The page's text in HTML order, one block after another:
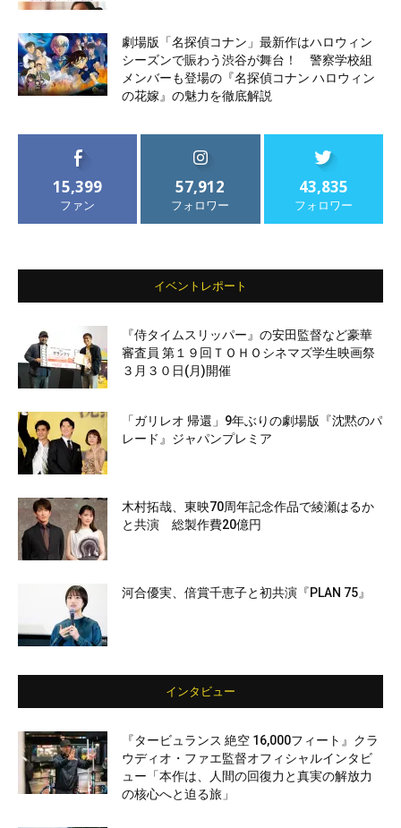
劇場版「名探偵コナン」最新作はハロウィン
シーズンで賑わう渋谷が舞台！ 警察学校組
メンバーも登場の『名探偵コナン ハロウィン
の花嫁』の魅力を徹底解説
15,399
ファン
57,912
フォロワー
43,835
フォロワー
イベントレポート
『侍タイムスリッパー』の安田監督など豪華
審査員 第１９回ＴＯＨＯシネマズ学生映画祭
３月３０日(月)開催
「ガリレオ 帰還」9年ぶりの劇場版『沈黙のパ
レード』ジャパンプレミア
木村拓哉、東映70周年記念作品で綾瀬はるか
と共演 総製作費20億円
河合優実、倍賞千恵子と初共演『PLAN 75』
インタビュー
『タービュランス 絶空 16,000フィート』クラ
ウディオ・ファエ監督オフィシャルインタビ
ュー「本作は、人間の回復力と真実の解放力
の核心へと迫る旅」